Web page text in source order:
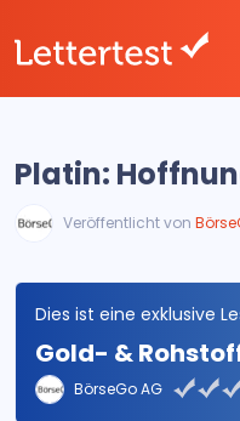
Platin:
Veröffentlicht von
Dies ist eine exklusive
Gold- &
BörseGo AG